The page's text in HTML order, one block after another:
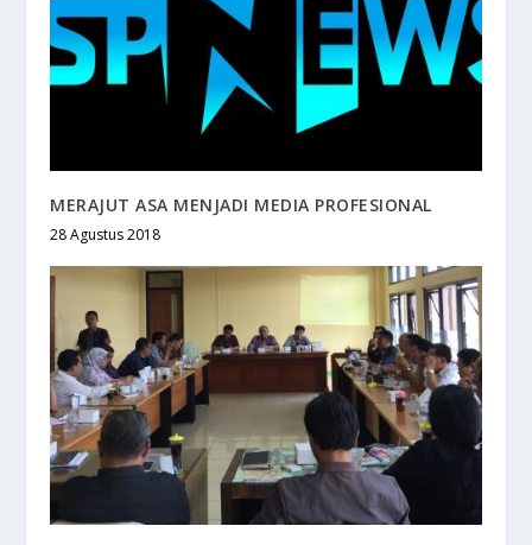
MERAJUT ASA MENJADI MEDIA PROFESIONAL
28 Agustus 2018